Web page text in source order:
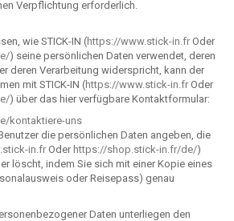
Verpflichtung erforderlich.
wie STICK-IN (https://www.stick-in.fr Oder
) seine persönlichen Daten verwendet, deren
deren Verarbeitung widerspricht, kann der
mit STICK-IN (https://www.stick-in.fr Oder
) über das hier verfügbare Kontaktformular:
kontaktiere-uns
die persönlichen Daten angeben, die
in.fr Oder https://shop.stick-in.fr/de/)
löscht, indem Sie sich mit einer Kopie eines
oder Reisepass) genau
Daten unterliegen den